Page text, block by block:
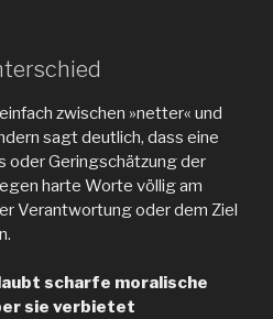
zwischen »netter« und
sagt deutlich, dass eine
oder Geringschätzung der
harte Worte völlig am
Verantwortung oder dem Ziel
scharfe moralische
sie verbietet